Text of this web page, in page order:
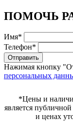
ПОМОЧЬ
Имя*
Телефон*
Нажимая кнопку
персональных
*Цены и
является
и ценах